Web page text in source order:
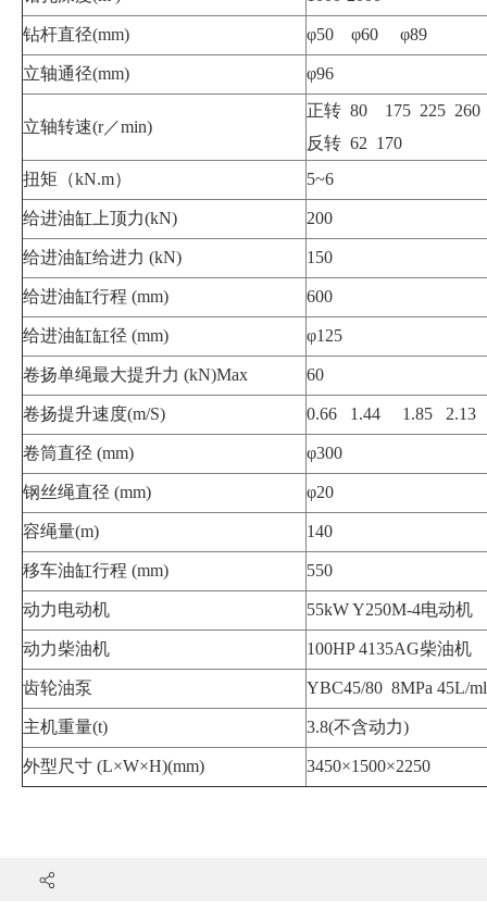
钻杆直径(mm) φ50 φ60 φ89
立轴通径(mm) φ96
立轴转速(r／min)
正转 80 175 225
反转 62 170
扭矩（kN.m）
5~6
给进油缸上顶力(kN) 200
给进油缸给进力 (kN) 150
给进油缸行程 (mm) 600
给进油缸缸径 (mm) φ125
卷扬单绳最大提升力 (kN)Max 60
卷扬提升速度(m/S) 0.66 1.44 1.85
卷筒直径 (mm) φ300
钢丝绳直径 (mm) φ20
容绳量(m) 140
移车油缸行程 (mm) 550
动力电动机 55kW Y250M-4电动机
动力柴油机 100HP 4135AG柴油机
齿轮油泵 YBC45/80 8MPa 45L/
主机重量(t) 3.8(不含动力)
外型尺寸 (L×W×H)(mm) 3450×1500×2250